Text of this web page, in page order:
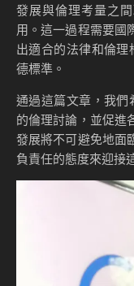
發展與倫理考量之
用。這一過程需要國
出適合的法律和倫
德標準。
通過這篇文章，我們
的倫理討論，並促進
發展將不可避免地面
負責任的態度來迎接